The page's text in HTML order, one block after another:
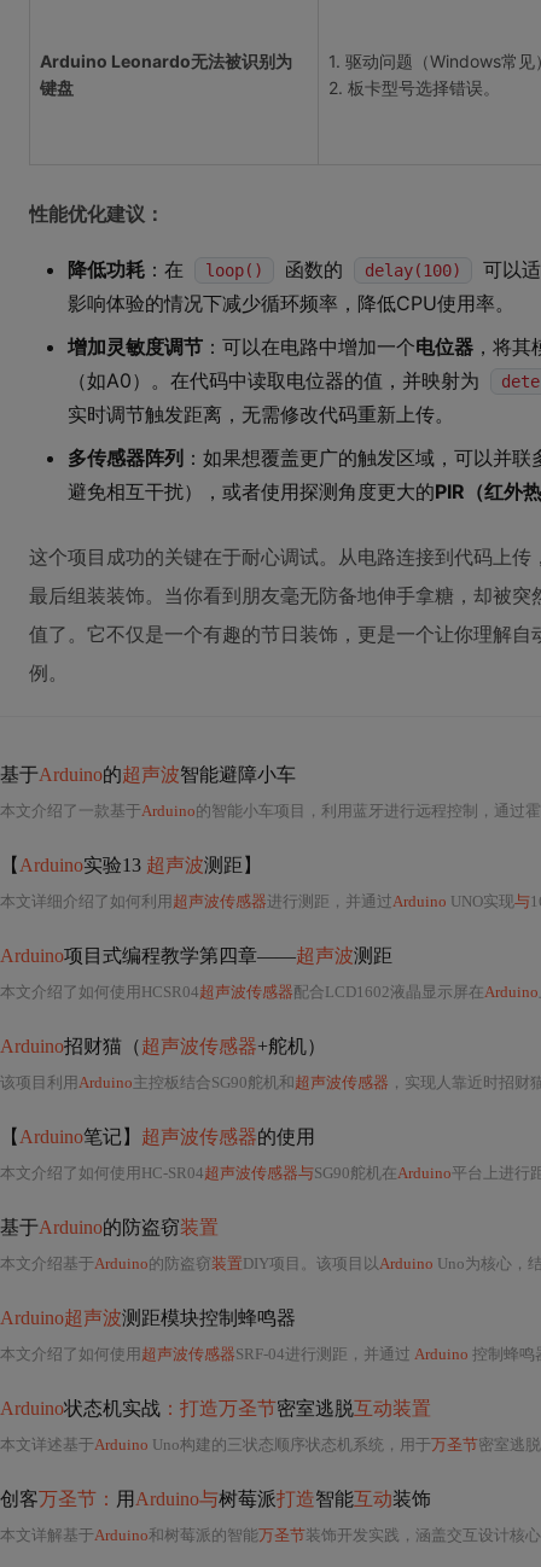
Arduino Leonardo无法被识别为
键盘
1. 驱动问题（Windows常见
2. 板卡型号选择错误。
性能优化建议：
降低功耗 ：在 loop() 函数的 delay(100)
可以
影响体验的情况下减少循环频率，降低CPU使用率。
增加灵敏度调节 ：可以在电路中增加一个电位器 ，将
（如A0）。在代码中读取电位器的值，并映射为
实时调节触发距离，无需修改代码重新上传。
多传感器阵列 ：如果想覆盖更广的触发区域，可以并
避免相互干扰），或者使用探测角度更大的PIR（红外
这个项目成功的关键在于耐心调试。从电路连接到代码上
最后组装装饰。当你看到朋友毫无防备地伸手拿糖，却被
值了。它不仅是一个有趣的节日装饰，更是一个让你理解
例。
基于Arduino的超声波智能避障小车
本文介绍了一款基于Arduino的智能小车项目，利用蓝牙进行远程控制，通过
【 Arduino实验13 超声波测距】
本文详细介绍了如何利用 超声波传感器进行测距，并通过Arduino UNO实现与
Arduino项目式编程教学第四章——超声波测距
本文介绍了如何使用HCSR04超声波传感器配合LCD1602液晶显示屏在Arduino
Arduino招财猫（超声波传感器+舵机）
该项目利用Arduino主控板结合SG90舵机和超声波传感器 ，实现人靠近时招财
【 Arduino笔记】 超声波传感器的使用
本文介绍了如何使用HC-SR04超声波传感器与SG90舵机在Arduino平台上进行
基于Arduino的防盗窃装置
本文介绍基于Arduino的防盗窃装置DIY项目。该项目以Arduino Uno为核心，
Arduino超声波测距模块控制蜂鸣器
本文介绍了如何使用 超声波传感器SRF-04进行测距，并通过 Arduino 控制蜂鸣
Arduino状态机实战 ：打造万圣节密室逃脱互动装置
本文详述基于Arduino Uno构建的三状态顺序状态机系统，用于万圣节密室逃脱
创客万圣节： 用 Arduino与树莓派打造智能互动装饰
本文详解基于Arduino和树莓派的智能万圣节装饰开发实践，涵盖交互设计核